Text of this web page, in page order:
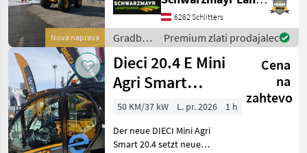
Nova naprava
Tonnen - mit Hubhöhe 9, 8
Meter - mit 150PS 4 Zylinder
JCB Dieselmax Common
Rail (bis 2000b
6262 Schlitters
Gradbeni
stroji /
JCB
Premium zlati prodajalec
Dieci 20.4 E Mini
Agri Smart
ELEKTRO
Teleskoplader
TOP
Cena
na
zahtevo
50 KM/37 kW L. pr. 2026
1 h
Der neue DIECI Mini Agri
Smart 20.4 setzt neue